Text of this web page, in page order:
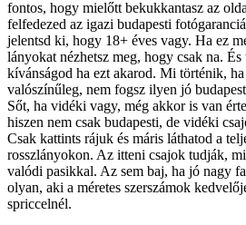
fontos, hogy mielőtt bekukkantasz az
felfedezed az igazi budapesti
jelentsd ki, hogy 18+ éves vagy. Ha ez
lányokat nézhetsz meg, hogy csak na.
kívánságod ha ezt akarod. Mi történik,
valószínűleg, nem fogsz ilyen jó
Sőt, ha vidéki vagy, még akkor is van
hiszen nem csak budapesti, de vidéki
Csak kattints rájuk és máris láthatod a
rosszlányokon. Az itteni csajok tudják,
valódi pasikkal. Az sem baj, ha jó nagy
olyan, aki a méretes szerszámok
spriccelnél.